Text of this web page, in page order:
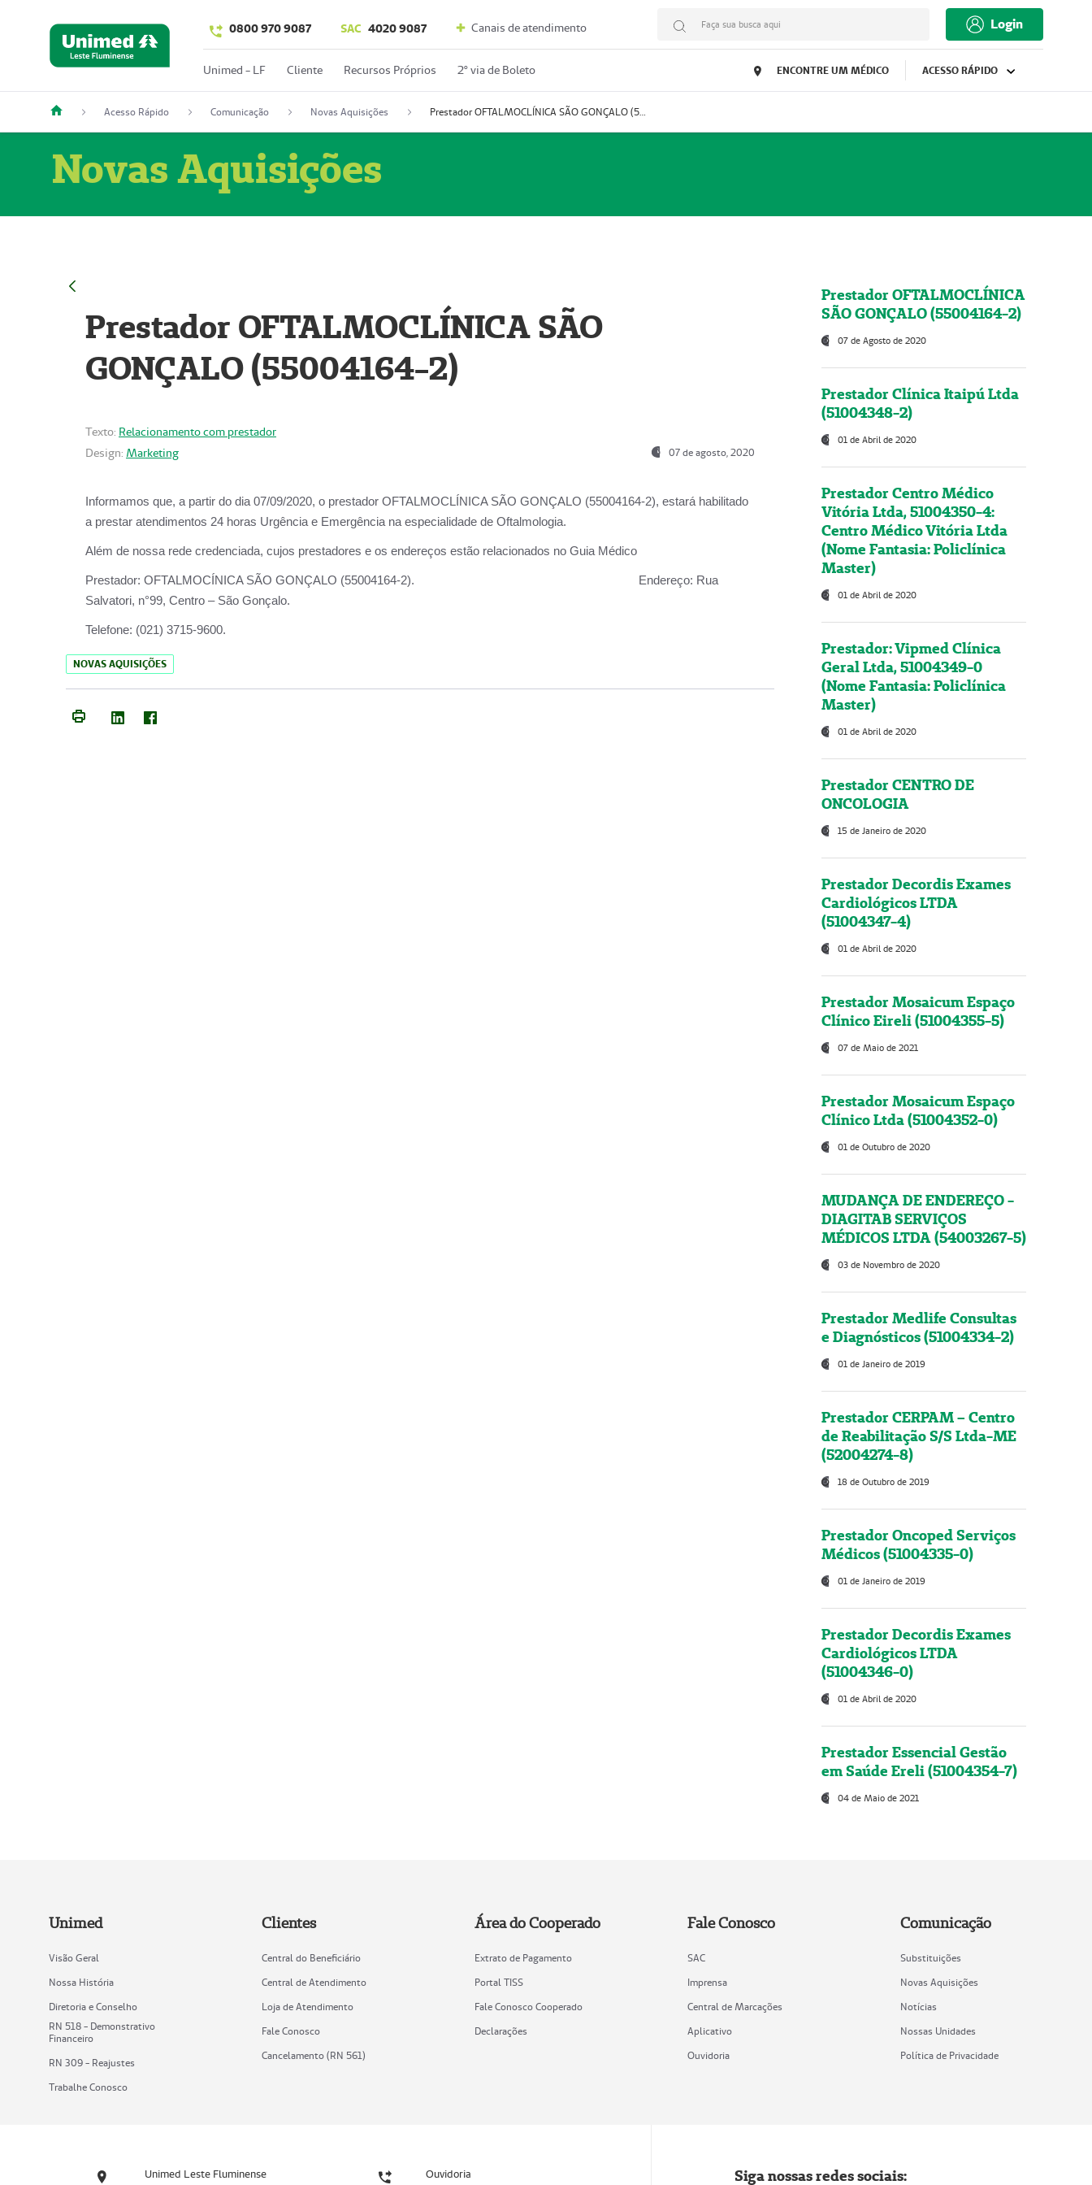
0800 970 9087 SAC 4020 9087 Canais de atendimento Faça sua busca aqui Login
Unimed - LF Cliente Recursos Próprios 2º via de Boleto ENCONTRE UM MÉDICO ACESSO RÁPIDO
Acesso Rápido Comunicação Novas Aquisições Prestador OFTALMOCLÍNICA SÃO GONÇALO (55004164-2)
Novas Aquisições
Prestador OFTALMOCLÍNICA SÃO
GONÇALO (55004164-2)
Texto: Relacionamento com prestador
Design: Marketing 07 de agosto, 2020
Informamos que, a partir do dia 07/09/2020, o prestador OFTALMOCLÍNICA SÃO GONÇALO (55004164-2), estará habilitado
a prestar atendimentos 24 horas Urgência e Emergência na especialidade de Oftalmologia.
Além de nossa rede credenciada, cujos prestadores e os endereços estão relacionados no Guia Médico
Prestador: OFTALMOCÍNICA SÃO GONÇALO (55004164-2). Endereço: Rua
Salvatori, n°99, Centro – São Gonçalo.
Telefone: (021) 3715-9600.
NOVAS AQUISIÇÕES
Prestador OFTALMOCLÍNICA
SÃO GONÇALO (55004164-2)
07 de Agosto de 2020
Prestador Clínica Itaipú Ltda
(51004348-2)
01 de Abril de 2020
Prestador Centro Médico
Vitória Ltda, 51004350-4:
Centro Médico Vitória Ltda
(Nome Fantasia: Policlínica
Master)
01 de Abril de 2020
Prestador: Vipmed Clínica
Geral Ltda, 51004349-0
(Nome Fantasia: Policlínica
Master)
01 de Abril de 2020
Prestador CENTRO DE
ONCOLOGIA
15 de Janeiro de 2020
Prestador Decordis Exames
Cardiológicos LTDA
(51004347-4)
01 de Abril de 2020
Prestador Mosaicum Espaço
Clínico Eireli (51004355-5)
07 de Maio de 2021
Prestador Mosaicum Espaço
Clínico Ltda (51004352-0)
01 de Outubro de 2020
MUDANÇA DE ENDEREÇO -
DIAGITAB SERVIÇOS
MÉDICOS LTDA (54003267-5)
03 de Novembro de 2020
Prestador Medlife Consultas
e Diagnósticos (51004334-2)
01 de Janeiro de 2019
Prestador CERPAM – Centro
de Reabilitação S/S Ltda-ME
(52004274-8)
18 de Outubro de 2019
Prestador Oncoped Serviços
Médicos (51004335-0)
01 de Janeiro de 2019
Prestador Decordis Exames
Cardiológicos LTDA
(51004346-0)
01 de Abril de 2020
Prestador Essencial Gestão
em Saúde Ereli (51004354-7)
04 de Maio de 2021
Unimed
Visão Geral
Nossa História
Diretoria e Conselho
RN 518 - Demonstrativo
Financeiro
RN 309 - Reajustes
Trabalhe Conosco
Clientes
Central do Beneficiário
Central de Atendimento
Loja de Atendimento
Fale Conosco
Cancelamento (RN 561)
Área do Cooperado
Extrato de Pagamento
Portal TISS
Fale Conosco Cooperado
Declarações
Fale Conosco
SAC
Imprensa
Central de Marcações
Aplicativo
Ouvidoria
Comunicação
Substituições
Novas Aquisições
Notícias
Nossas Unidades
Política de Privacidade
Unimed Leste Fluminense Ouvidoria Siga nossas redes sociais: